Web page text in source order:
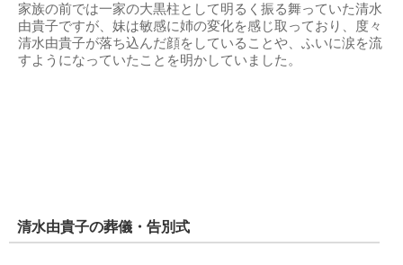
家族の前では一家の大黒柱として明るく振る舞っていた清水
由貴子ですが、妹は敏感に姉の変化を感じ取っており、度々
清水由貴子が落ち込んだ顔をしていることや、ふいに涙を流
すようになっていたことを明かしていました。
清水由貴子の葬儀・告別式